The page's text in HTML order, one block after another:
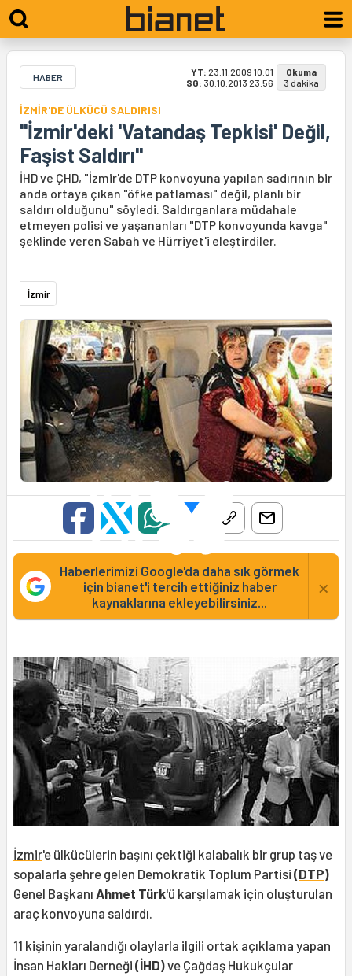
HABER YT: 23.11.2009 10:01
SG: 30.10.2013 23:56
Okuma
3 dakika
İZMİR'DE ÜLKÜCÜ SALDIRISI
"İzmir'deki 'Vatandaş Tepkisi' Değil,
Faşist Saldırı"
İHD ve ÇHD, "İzmir'de DTP konvoyuna yapılan sadırının bir
anda ortaya çıkan "öfke patlaması" değil, planlı bir
saldırı olduğunu" söyledi. Saldırganlara müdahale
etmeyen polisi ve yaşananları "DTP konvoyunda kavga"
şeklinde veren Sabah ve Hürriyet'i eleştirdiler.
İzmir
Haberlerimizi Google'da daha sık görmek
için bianet'i tercih ettiğiniz haber
kaynaklarına ekleyebilirsiniz...
×
İzmir'e ülkücülerin başını çektiği kalabalık bir grup taş ve
sopalarla şehre gelen Demokratik Toplum Partisi (DTP)
Genel Başkanı Ahmet Türk'ü karşılamak için oluşturulan
araç konvoyuna saldırdı.
11 kişinin yaralandığı olaylarla ilgili ortak açıklama yapan
İnsan Hakları Derneği (İHD)ve Çağdaş Hukukçular